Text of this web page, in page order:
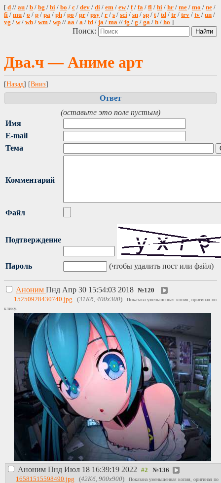
[ d // au / b / bg / bi / bo / c / dev / di / em / ew/ f/ fa / fl / hi / hr / me / mo / ne /
fi / mu / o / p / pa / ph / po / pr / psy / r / s / sci / sn / sp / t/ td / tr / trv / tv / un /
vg / w/ wh / wm / wp // aa / a / fd / ja / ma // fg / g / ga / h / ho ]
Поиск:
Два.ч — Аниме арт
[Назад] [Вниз]
Ответ
(оставьте это поле пустым)
Имя
E-mail
Тема
Комментарий
Файл
Подтверждение
Пароль (чтобы удалить пост или файл)
Аноним Пнд Апр 30 15:54:03 2018 №120
15250928430740.jpg (31Кб, 400x300)
Показана уменьшенная копия, оригинал по
клику.
Аноним Пнд Июл 18 16:39:19 2022 №136
16581515598490.jpg (42Кб, 900x900)
Показана уменьшенная копия, оригинал по